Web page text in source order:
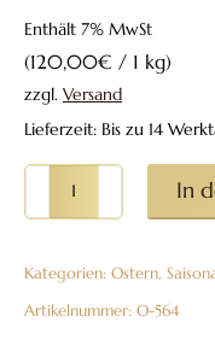
Enthält 7% MwSt
(120,00€ / 1 kg)
zzgl. Versand
Lieferzeit: Bis zu 14
Henne
aus
38%
Menge
In
Kategorien: Ostern,
Artikelnummer: O-564